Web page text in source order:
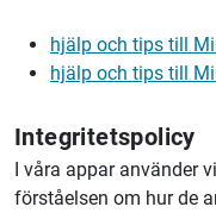
hjälp och tips till
hjälp och tips till
Integritetspolicy
I våra appar använder
förståelsen om hur de